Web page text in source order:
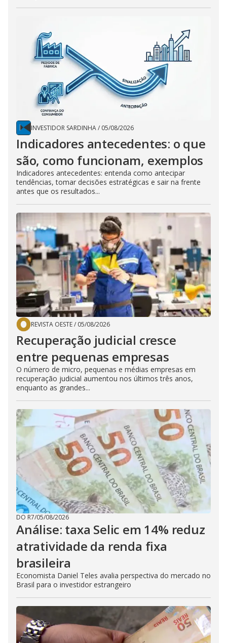
INVESTIDOR SARDINHA/ 05/08/2026
Indicadores antecedentes: o que
são, como funcionam, exemplos
Indicadores antecedentes: entenda como antecipar
tendências, tomar decisões estratégicas e sair na frente
antes que os resultados...
REVISTA OESTE/ 05/08/2026
Recuperação judicial cresce
entre pequenas empresas
O número de micro, pequenas e médias empresas em
recuperação judicial aumentou nos últimos três anos,
enquanto as grandes...
DO R7/05/08/2026
Análise: taxa Selic em 14% reduz
atratividade da renda fixa
brasileira
Economista Daniel Teles avalia perspectiva do mercado no
Brasil para o investidor estrangeiro